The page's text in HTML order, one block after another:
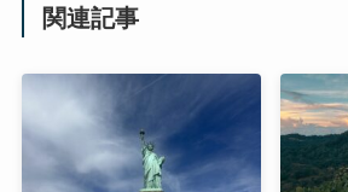
関連記事